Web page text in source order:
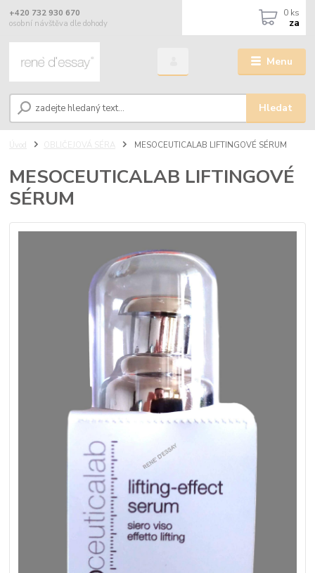
Menu
Hledat
+420 732 930 670
osobní návštěva dle dohody
0 ks
za
Úvod OBLIČEJOVÁ SÉRA MESOCEUTICALAB LIFTINGOVÉ SÉRUM
MESOCEUTICALAB LIFTINGOVÉ
SÉRUM